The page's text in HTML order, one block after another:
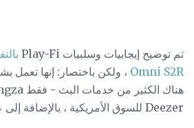
تم توضيح إيجابيات وسلبيات Play-Fi
Omni S2R ، ولكن باختصار: إنها تعمل
Deezer للسوق الأمريكية ، بالإضافة إلى عميل راديو الإنترنت.